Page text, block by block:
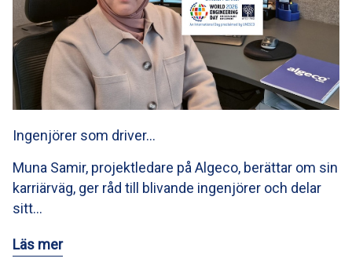
Ingenjörer som driver…
Muna Samir, projektledare på Algeco, berättar om sin
karriärväg, ger råd till blivande ingenjörer och delar
sitt…
Läs mer